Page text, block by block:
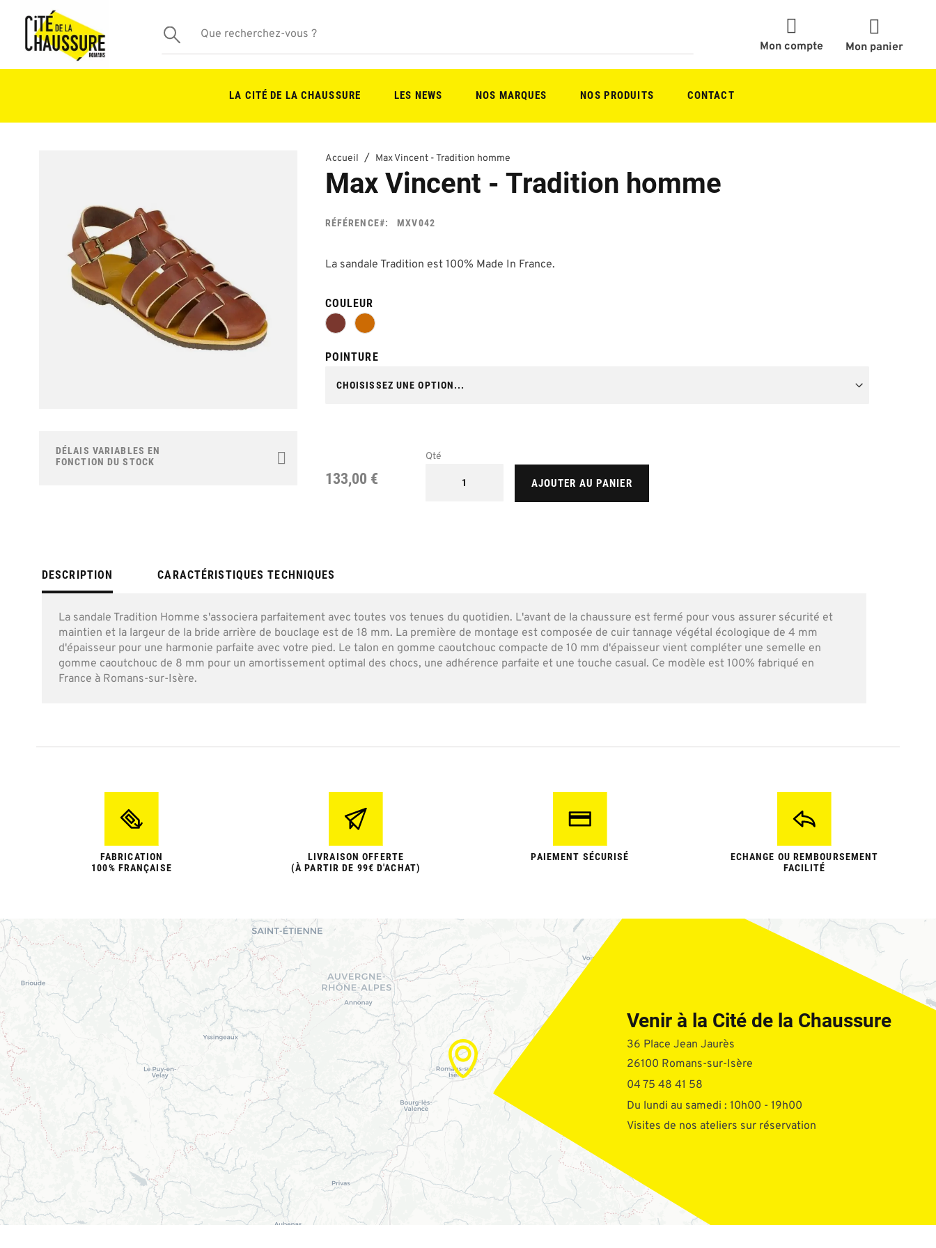
Mon compte Mon panier
LA CITÉ DE LA CHAUSSURE LES NEWS NOS MARQUES NOS PRODUITS CONTACT
Accueil Max Vincent - Tradition homme
Max Vincent - Tradition homme
RÉFÉRENCE MXV042
La sandale Tradition est 100% Made In France.
COULEUR
POINTURE
133,00 €
Qté
AJOUTER AU PANIER
images
gallery
beginning
DÉLAIS VARIABLES EN
FONCTION DU STOCK
DESCRIPTION
La sandale Tradition Homme s'associera parfaitement avec toutes vos tenues du quotidien. L'avant de la chaussure est fermé pour vous assurer sécurité et
maintien et la largeur de la bride arrière de bouclage est de 18 mm. La première de montage est composée de cuir tannage végétal écologique de 4 mm
d'épaisseur pour une harmonie parfaite avec votre pied. Le talon en gomme caoutchouc compacte de 10 mm d'épaisseur vient compléter une semelle en
gomme caoutchouc de 8 mm pour un amortissement optimal des chocs, une adhérence parfaite et une touche casual. Ce modèle est 100% fabriqué en
France à Romans-sur-Isère.
CARACTÉRISTIQUES TECHNIQUES
FABRICATION
100% FRANÇAISE
LIVRAISON OFFERTE
(À PARTIR DE 99€ D'ACHAT)
PAIEMENT SÉCURISÉ
ECHANGE OU REMBOURSEMENT
FACILITÉ
Venir à la Cité de la Chaussure
36 Place Jean Jaurès
26100 Romans-sur-Isère
04 75 48 41 58
Du lundi au samedi : 10h00 - 19h00
Visites de nos ateliers sur réservation